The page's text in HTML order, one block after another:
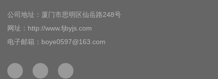
公司地址：厦门市思明区仙岳路248号
网址：http://www.fjbyjs.com
电子邮箱：boye0597@163.com